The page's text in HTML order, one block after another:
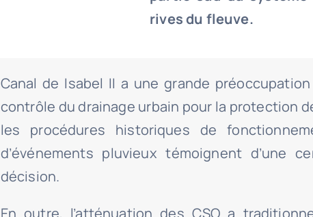
rives du fleuve.
Canal de Isabel II a une grande
contrôle du drainage urbain pour la protection
les procédures historiques de
d’événements pluvieux témoignent d’une
décision.
En outre, l’atténuation des CSO a